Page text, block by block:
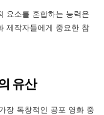
요소를 혼합하는 능력은
제작자들에게 중요한 참
유산
장 독창적인 공포 영화 중